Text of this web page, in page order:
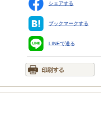
シェアする
ブックマークする
LINEで送る